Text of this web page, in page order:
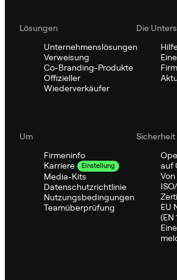
Lösungen
Unternehmenslösungen
Verweisung
Co-Branding-Produkte
Offizieller
Wiederverkäufer
Die
Um
Firmeninfo
Karriere
Einstellung
Media-Kits
Datenschutzrichtlinie
Nutzungsbedingungen
Teamüberprüfung
Sicherheit
auf
EU
(EN